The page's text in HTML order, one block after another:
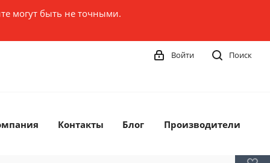
могут быть не точными.
Поиск
Войти
Контакты Блог Производители